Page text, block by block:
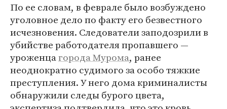
По ее словам, в феврале было возбуждено
уголовное дело по факту его безвестного
исчезновения. Следователи заподозрили в
убийстве работодателя пропавшего —
уроженцагорода Мурома, ранее
неоднократно судимого за особо тяжкие
преступления. У него дома криминалисты
обнаружили следы бурого цвета,